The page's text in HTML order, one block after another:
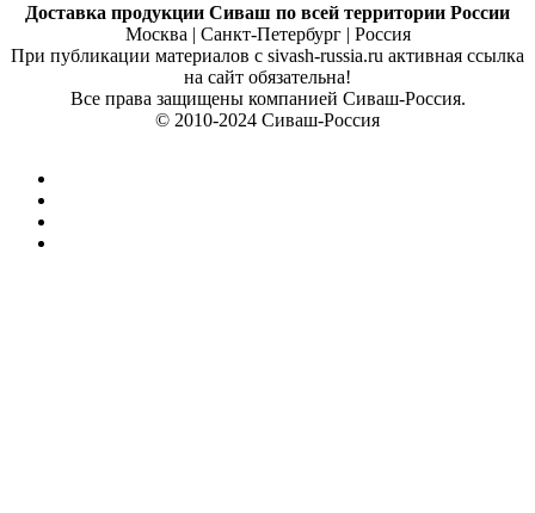
Доставка продукции Сиваш по всей территории России
Москва | Санкт-Петербург | Россия
При публикации материалов с sivash-russia.ru активная ссылка
на сайт обязательна!
Все права защищены компанией Сиваш-Россия.
© 2010-2024 Сиваш-Россия